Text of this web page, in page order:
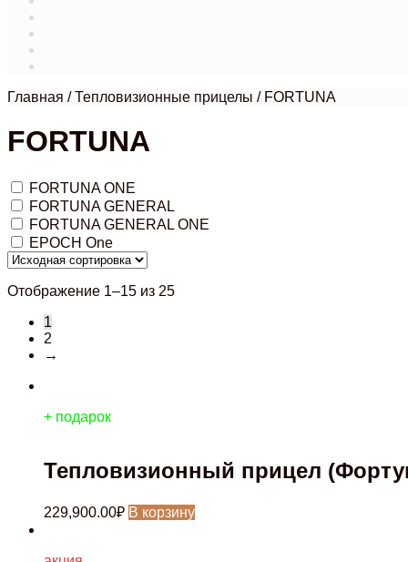
Главная /Тепловизионные прицелы / FORTUNA
FORTUNA
FORTUNA ONE
FORTUNA GENERAL
FORTUNA GENERAL ONE
EPOCH One
Отображение 1–15 из 25
1
2
→
+ подарок
Тепловизионный прицел
229,900.00₽ В корзину